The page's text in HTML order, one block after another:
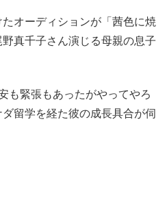
オーディションが「茜色に焼
真千子さん演じる母親の息子
も緊張もあったがやってやろ
留学を経た彼の成長具合が伺